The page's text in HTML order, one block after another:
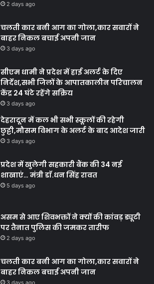
2 days ago
चलती कार बनी आग का गोला,कार सवारों ने
बाहर निकल बचाई अपनी जान
3 days ago
सीएम धामी ने प्रदेश में हाई अलर्ट के दिए
निर्देश,सभी जिलों के आपातकालीन परिचालन
केंद्र 24 घंटे रहेंगे सक्रिय
3 days ago
देहरादून में कल भी सभी स्कूलों की रहेगी
छुट्टी,मौसम विभाग के अलर्ट के बाद आदेश जारी
3 days ago
प्रदेश में खुलेगी सहकारी बैंक की 34 नई
शाखाएं… मंत्री डाॅ.धन सिंह रावत
5 days ago
असम से आए शिवभक्तों ने क्यों की कांवड़ ड्यूटी
पर तैनात पुलिस की जमकर तारीफ
2 days ago
चलती कार बनी आग का गोला,कार सवारों ने
बाहर निकल बचाई अपनी जान